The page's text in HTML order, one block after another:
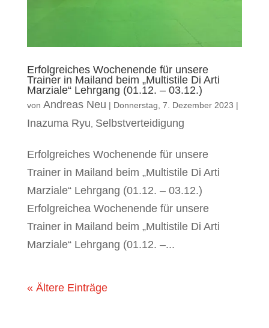
Erfolgreiches Wochenende für unsere
Trainer in Mailand beim „Multistile Di Arti
Marziale“ Lehrgang (01.12. – 03.12.)
von Andreas Neu | Donnerstag, 7. Dezember 2023 |
Inazuma Ryu Selbstverteidigung
Erfolgreiches Wochenende für unsere
Trainer in Mailand beim „Multistile Di Arti
Marziale“ Lehrgang (01.12. – 03.12.)
Erfolgreichea Wochenende für unsere
Trainer in Mailand beim „Multistile Di Arti
Marziale“ Lehrgang (01.12. –...
« Ältere Einträge